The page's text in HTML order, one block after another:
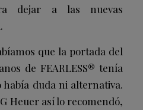
dejar a las nuevas
que la portada del
de FEARLESS® tenía
había duda ni alternativa.
Heuer así lo recomendó,